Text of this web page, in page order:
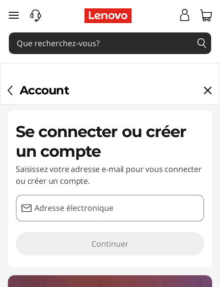
passer au contenu principal
Account
Se connecter ou créer
un compte
Saisissez votre adresse e-mail pour vous connecter
ou créer un compte.
Adresse électronique
Continuer